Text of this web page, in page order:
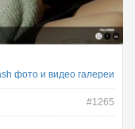
фото и видео галереи
#1265